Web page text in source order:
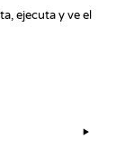
ejecuta y ve el
▶